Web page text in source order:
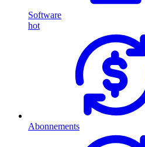
Software
hot
Abonnements